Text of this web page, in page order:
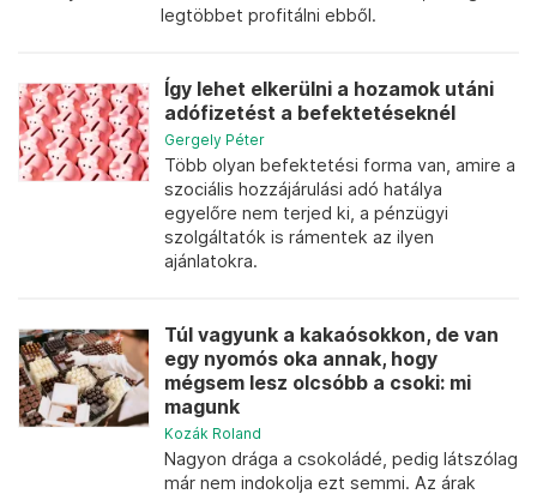
legtöbbet profitálni ebből.
Így lehet elkerülni a hozamok utáni
adófizetést a befektetéseknél
Gergely Péter
Több olyan befektetési forma van, amire a
szociális hozzájárulási adó hatálya
egyelőre nem terjed ki, a pénzügyi
szolgáltatók is rámentek az ilyen
ajánlatokra.
Túl vagyunk a kakaósokkon, de van
egy nyomós oka annak, hogy
mégsem lesz olcsóbb a csoki: mi
magunk
Kozák Roland
Nagyon drága a csokoládé, pedig látszólag
már nem indokolja ezt semmi. Az árak